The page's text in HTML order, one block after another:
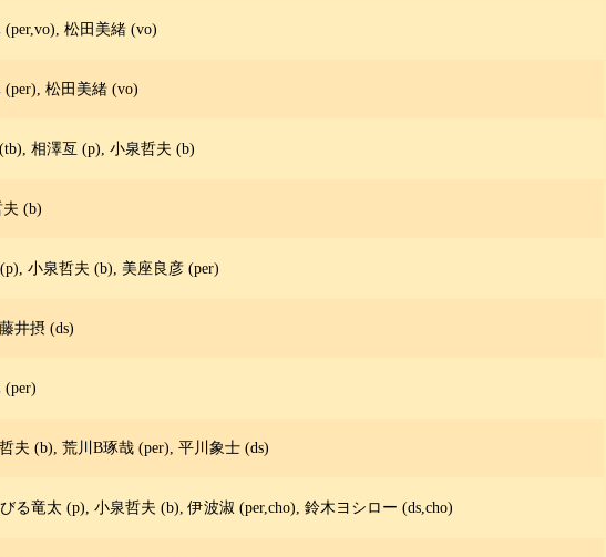
松田美緒 (vo)
松田美緒 (vo)
相澤亙 (p), 小泉哲夫 (b)
(b)
小泉哲夫 (b), 美座良彦 (per)
井摂 (ds)
夫 (b), 荒川B琢哉 (per), 平川象士 (ds)
る竜太 (p), 小泉哲夫 (b), 伊波淑 (per,cho), 鈴木ヨシロー (ds,cho)